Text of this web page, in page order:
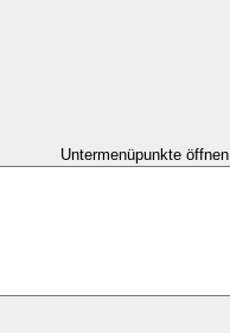
Untermenüpunkte öffnen